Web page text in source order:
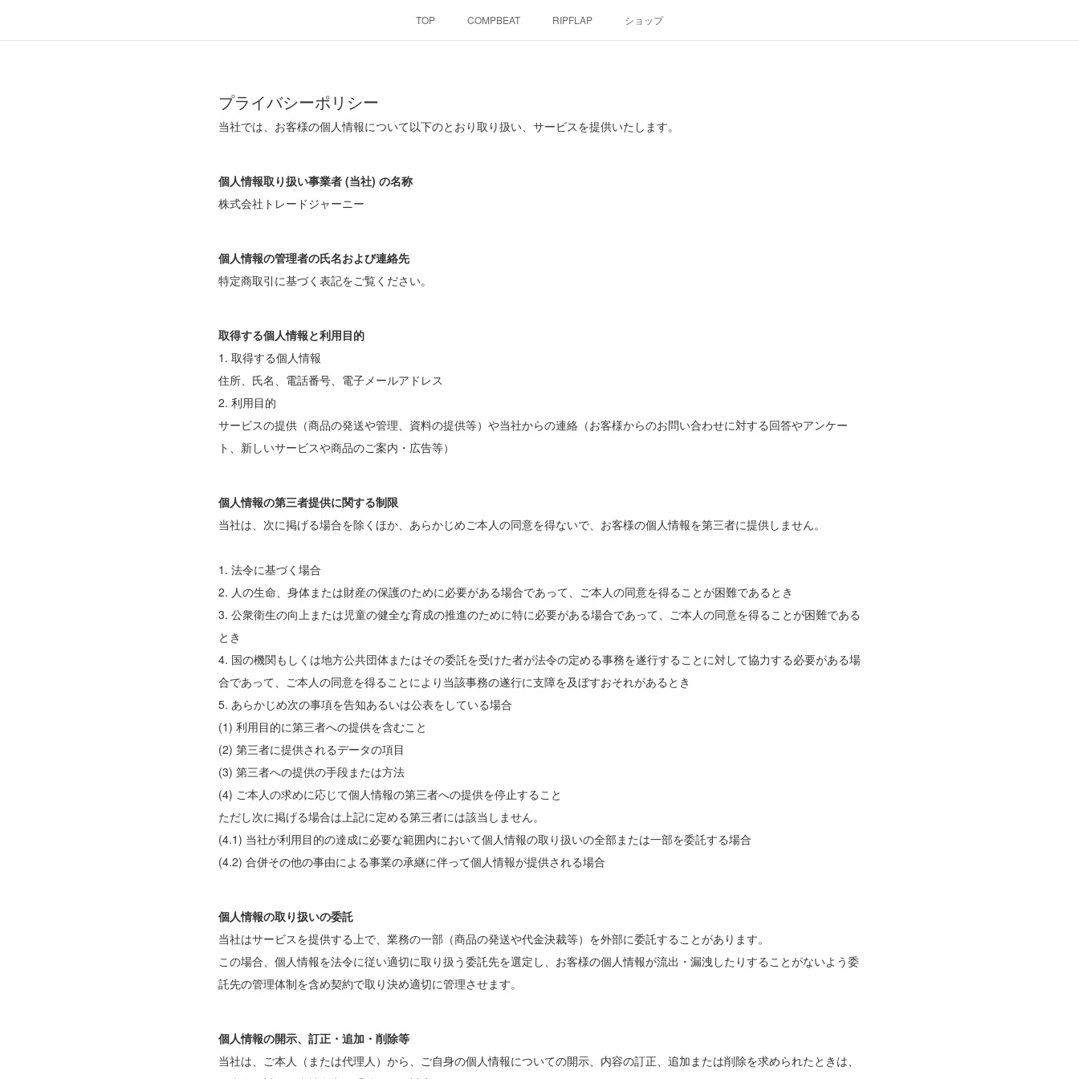
TOP COMPBEAT RIPFLAP ショップ
プライバシーポリシー
当社では、お客様の個人情報について以下のとおり取り扱い、サービスを提供いたします。
個人情報取り扱い事業者 (当社) の名称
株式会社トレードジャーニー
個人情報の管理者の氏名および連絡先
特定商取引に基づく表記をご覧ください。
取得する個人情報と利用目的
1. 取得する個人情報
住所、氏名、電話番号、電子メールアドレス
2. 利用目的
サービスの提供（商品の発送や管理、資料の提供等）や当社からの連絡（お客様からのお問い合わせに対する回答やアンケー
ト、新しいサービスや商品のご案内・広告等）
個人情報の第三者提供に関する制限
当社は、次に掲げる場合を除くほか、あらかじめご本人の同意を得ないで、お客様の個人情報を第三者に提供しません。
1. 法令に基づく場合
2. 人の生命、身体または財産の保護のために必要がある場合であって、ご本人の同意を得ることが困難であるとき
3. 公衆衛生の向上または児童の健全な育成の推進のために特に必要がある場合であって、ご本人の同意を得ることが困難である
とき
4. 国の機関もしくは地方公共団体またはその委託を受けた者が法令の定める事務を遂行することに対して協力する必要がある場
合であって、ご本人の同意を得ることにより当該事務の遂行に支障を及ぼすおそれがあるとき
5. あらかじめ次の事項を告知あるいは公表をしている場合
(1) 利用目的に第三者への提供を含むこと
(2) 第三者に提供されるデータの項目
(3) 第三者への提供の手段または方法
(4) ご本人の求めに応じて個人情報の第三者への提供を停止すること
ただし次に掲げる場合は上記に定める第三者には該当しません。
(4.1) 当社が利用目的の達成に必要な範囲内において個人情報の取り扱いの全部または一部を委託する場合
(4.2) 合併その他の事由による事業の承継に伴って個人情報が提供される場合
個人情報の取り扱いの委託
当社はサービスを提供する上で、業務の一部（商品の発送や代金決裁等）を外部に委託することがあります。
この場合、個人情報を法令に従い適切に取り扱う委託先を選定し、お客様の個人情報が流出・漏洩したりすることがないよう委
託先の管理体制を含め契約で取り決め適切に管理させます。
個人情報の開示、訂正・追加・削除等
当社は、ご本人（または代理人）から、ご自身の個人情報についての開示、内容の訂正、追加または削除を求められたときは、